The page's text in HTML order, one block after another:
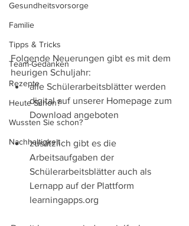
Gesundheitsvorsorge
Familie
Tipps & Tricks
Team-Gedanken
Rezepte
Heute Schon?
Wussten Sie schon?
Nachhaltigkeit
Folgende Neuerungen gibt es mit dem
heurigen Schuljahr:
alle Schülerarbeitsblätter werden
digital auf unserer Homepage zum
Download angeboten
zusätzlich gibt es die
Arbeitsaufgaben der
Schülerarbeitsblätter auch als
Lernapp auf der Plattform
learningapps.org